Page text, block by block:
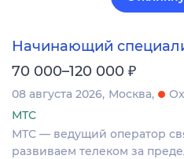
Начинающий
70 000–120 000 ₽
08 августа 2026 Москва
МТС
МТС — ведущий оператор
развиваем телеком за